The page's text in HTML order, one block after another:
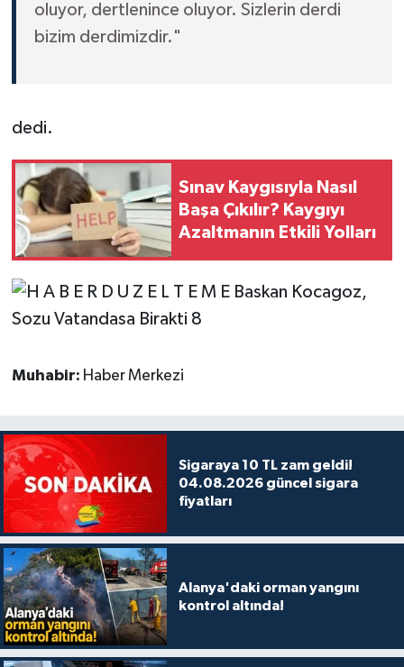
oluyor, dertlenince oluyor. Sizlerin derdi
bizim derdimizdir."
dedi.
Sınav Kaygısıyla Nasıl
Başa Çıkılır? Kaygıyı
Azaltmanın Etkili Yolları
Muhabir: Haber Merkezi
Sigaraya 10 TL zam geldi!
04.08.2026 güncel sigara
fiyatları
Alanya'daki orman yangını
kontrol altında!